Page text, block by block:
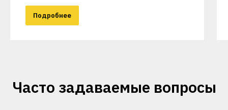
Подробнее
Часто задаваемые вопросы